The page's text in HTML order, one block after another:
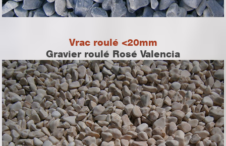
Vrac roulé <20mm
Gravier roulé Rosé Valencia